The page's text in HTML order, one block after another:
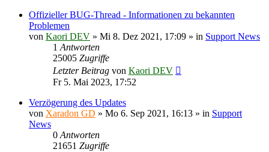
Offizieller BUG-Thread - Informationen zu bekannten
Problemen
von Kaori DEV » Mi 8. Dez 2021, 17:09 » in Support News
1 Antworten
25005 Zugriffe
Letzter Beitrag von Kaori DEV
Fr 5. Mai 2023, 17:52
Verzögerung des Updates
von Xaradon GD » Mo 6. Sep 2021, 16:13 » in Support
News
0 Antworten
21651 Zugriffe